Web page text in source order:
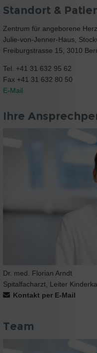
Standort &
Zentrum für angeborene
Julie-von-Jenner-Haus,
Freiburgstrasse 15, 3010
Tel. +41 31 632 95 62
Fax +41 31 632 80 50
E-Mail
Ihre
Dr. med. Florian Arndt
Spitalfacharzt, Leiter
Kontakt per E-Mail
Team